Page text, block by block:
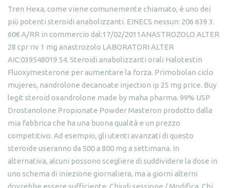
Tren Hexa, come viene comunemente chiamato, è uno dei
più potenti steroidi anabolizzanti. EINECS nessun: 206 639 3.
60€ A/RR in commercio dal:17/02/2011ANASTROZOLO ALTER
28 cpr riv 1 mg anastrozolo LABORATORI ALTER
AIC:039548019 54. Steroidi anabolizzanti orali Halotestin
Fluoxymesterone per aumentare la forza. Primobolan ciclo
mujeres, nandrolone decanoate injection ip 25 mg price. Buy
legit steroid oxandrolone made by maha pharma. 99% USP
Drostanolone Propionate Powder Masteron prodotto dalla
mia fabbrica che ha una buona qualità e un prezzo
competitivo. Ad esempio, gli utenti avanzati di questo
steroide useranno da 500 a 800 mg a settimana. In
alternativa, alcuni possono scegliere di suddividere la dose in
uno schema di iniezione giornaliera, ma a giorni alterni
dovrebbe essere sufficiente. Chiudi sessione / Modifica. Chi